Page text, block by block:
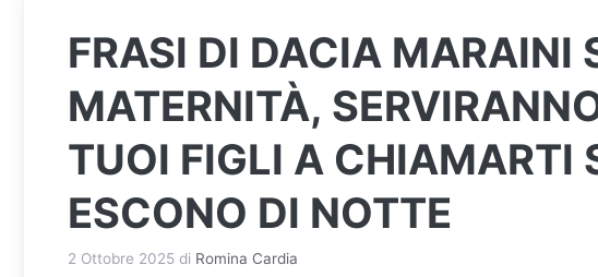
FRASI DI DACIA MARAINI
MATERNITÀ,
TUOI FIGLI A CHIAMARTI
ESCONO DI NOTTE
2 Ottobre 2025 di Romina Cardia